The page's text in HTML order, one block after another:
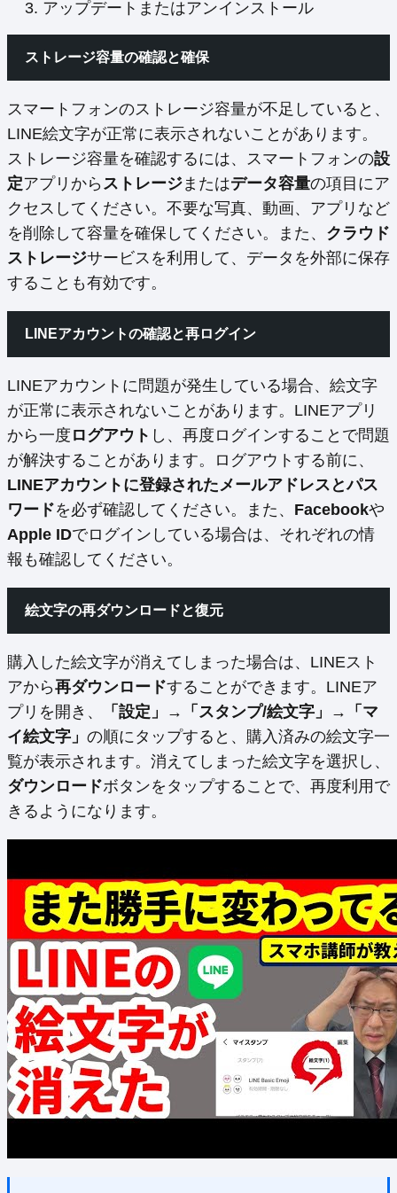
アップデートまたはアンインストール
ストレージ容量の確認と確保
スマートフォンのストレージ容量が不足していると、
LINE絵文字が正常に表示されないことがあります。
ストレージ容量を確認するには、スマートフォンの設
定アプリから ストレージまたはデータ容量の項目にア
クセスしてください。不要な写真、動画、アプリなど
を削除して容量を確保してください。また、 クラウド
ストレージサービスを利用して、データを外部に保存
することも有効です。
LINEアカウントの確認と再ログイン
LINEアカウントに問題が発生している場合、絵文字
が正常に表示されないことがあります。LINEアプリ
から一度 ログアウト し、再度ログインすることで問題
が解決することがあります。ログアウトする前に、
LINEアカウントに登録されたメールアドレスとパス
ワードを必ず確認してください。また、 Facebookや
Apple IDでログインしている場合は、それぞれの情
報も確認してください。
絵文字の再ダウンロードと復元
購入した絵文字が消えてしまった場合は、LINEスト
アから再ダウンロードすることができます。LINEア
プリを開き、
「設定」→「スタンプ/絵文字」→「マ
イ絵文字」 の順にタップすると、購入済みの絵文字一
覧が表示されます。消えてしまった絵文字を選択し、
ダウンロードボタンをタップすることで、再度利用で
きるようになります。